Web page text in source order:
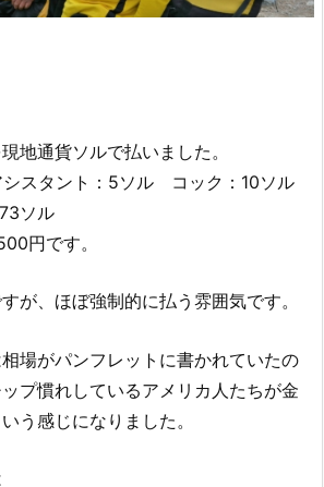
地通貨ソルで払いました。
スタント：5ソル コック：10ソル
ソル
円です。
が、ほぼ強制的に払う雰囲気です。
場がパンフレットに書かれていたの
プ慣れしているアメリカ人たちが金
う感じになりました。